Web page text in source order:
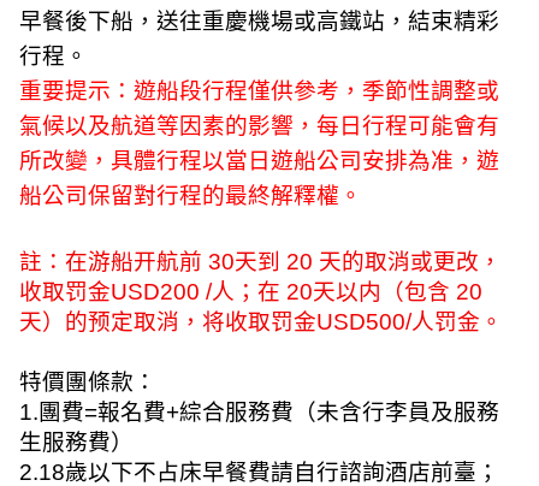
早餐後下船，送往重慶機場或高鐵站，結束精彩
行程。
重要提示：遊船段行程僅供參考，季節性調整或
氣候以及航道等因素的影響，每日行程可能會有
所改變，具體行程以當日遊船公司安排為准，遊
船公司保留對行程的最終解釋權。
註：在游船开航前 30天到 20 天的取消或更改，
收取罚金USD200 /人；在 20天以内（包含 20
天）的预定取消，将收取罚金USD500/人罚金。
特價團條款：
1.團費=報名費+綜合服務費（未含行李員及服務
生服務費）
2.18歲以下不占床早餐費請自行諮詢酒店前臺；